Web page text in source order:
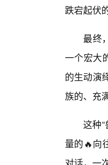
跌宕起伏
最终
一个宏大
的生动演
族的、充
这种
量的🔥向